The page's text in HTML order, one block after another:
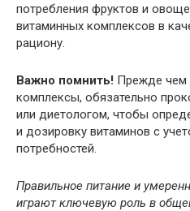
потребления фруктов и
витаминных комплексов в
рациону.
Важно помнить! Прежде чем
комплексы, обязательно
или диетологом, чтобы
и дозировку витаминов с
потребностей.
Правильное питание и
играют ключевую роль в